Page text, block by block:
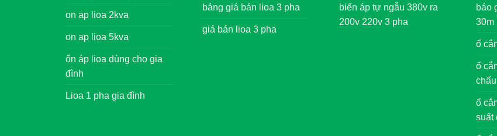
on ap lioa 2kva
on ap lioa 5kva
ổn áp lioa dùng cho gia
đình
Lioa 1 pha gia đình
bảng giá bán lioa 3 pha
giá bán lioa 3 pha
biến áp tự ngẫu 380v ra
200v 220v 3 pha
báo
30m
ổ
ổ
chấu
ổ
suất